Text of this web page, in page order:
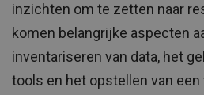
inzichten om te zetten naar
komen belangrijke aspecten
inventariseren van data, het
tools en het opstellen van